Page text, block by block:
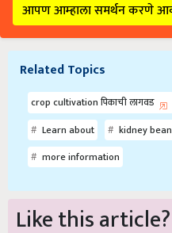
Learn about
kidney bean
more information
Like this article?